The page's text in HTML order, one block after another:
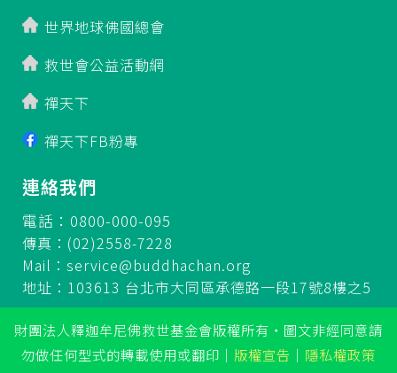
世界地球佛國總會
救世會公益活動網
禪天下
禪天下FB粉專
連絡我們
電話：0800-000-095
傳真：(02)2558-7228
Mail： service@buddhachan.org
地址：103613 台北市大同區承德路一段17號8樓之5
財團法人釋迦牟尼佛救世基金會版權所有‧圖文非經同意請
勿做任何型式的轉載使用或翻印 ｜ 版權宣告 ｜ 隱私權政策